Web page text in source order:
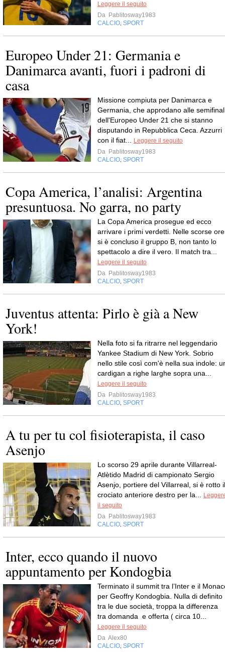
Leggere il seguito
Da Pablitosway1983
CALCIO SPORT
Europeo Under 21: Germania e
Danimarca avanti, fuori i padroni di
casa
Missione compiuta per Danimarca e
Germania, che approdano alle
dell'Europeo Under 21 che si stanno
disputando in Repubblica Ceca. Azzurri
con il fiat...
Leggere il seguito
Da Pablitosway1983
CALCIO SPORT
Copa America, l’analisi: Argentina
presuntuosa. No garra, no party
La Copa America prosegue ed ecco
arrivare i primi verdetti. Nelle scorse ore
si è concluso il gruppo B, non tanto lo
spettacolo a dire il vero. Il match tra...
Leggere il seguito
Da Pablitosway1983
CALCIO SPORT
Juventus attenta: Pirlo è già a New
York!
Nella foto si fa ritrarre nel leggendario
Yankee Stadium di New York. Sobrio
nello stile così com'è nella sua indole:
cardigan a righe larghe sopra una...
Leggere il seguito
Da Pablitosway1983
CALCIO SPORT
A tu per tu col fisioterapista, il caso
Asenjo
Lo scorso 29 aprile durante Villarreal-
Atlètido Madrid di campionato Sergio
Asenjo, portiere del Villarreal, si è rotto il
crociato anteriore destro per la...
il seguito
Da Pablitosway1983
CALCIO SPORT
Inter, ecco quando il nuovo
appuntamento per Kondogbia
Terminato il summit tra l’Inter e il
per Geoffry Kondogbia. Nulla di definito
tra le due società, troppa la differenza
tra domanda e offerta ( circa 10...
Leggere il seguito
Da Alex80
CALCIO SPORT